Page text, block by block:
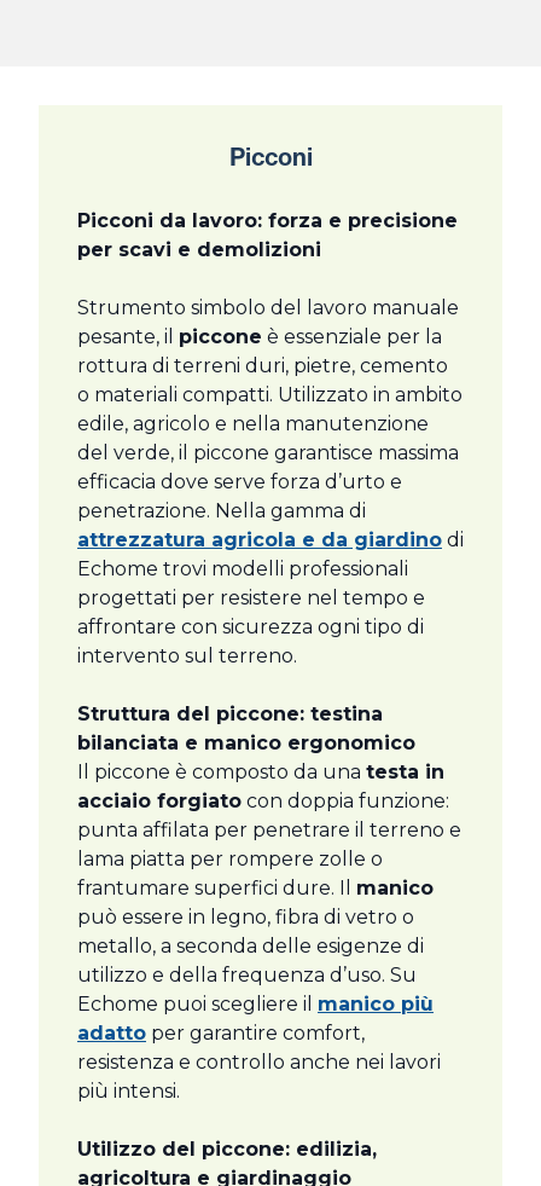
Picconi
Picconi da lavoro: forza e precisione
per scavi e demolizioni
Strumento simbolo del lavoro manuale
pesante, il piccone è essenziale per la
rottura di terreni duri, pietre, cemento
o materiali compatti. Utilizzato in ambito
edile, agricolo e nella manutenzione
del verde, il piccone garantisce massima
efficacia dove serve forza d’urto e
penetrazione. Nella gamma di
attrezzatura agricola e da giardino di
Echome trovi modelli professionali
progettati per resistere nel tempo e
affrontare con sicurezza ogni tipo di
intervento sul terreno.
Struttura del piccone: testina
bilanciata e manico ergonomico
Il piccone è composto da una testa in
acciaio forgiato con doppia funzione:
punta affilata per penetrare il terreno e
lama piatta per rompere zolle o
frantumare superfici dure. Il manico
può essere in legno, fibra di vetro o
metallo, a seconda delle esigenze di
utilizzo e della frequenza d’uso. Su
Echome puoi scegliere il manico più
adatto per garantire comfort,
resistenza e controllo anche nei lavori
più intensi.
Utilizzo del piccone: edilizia,
agricoltura e giardinaggio